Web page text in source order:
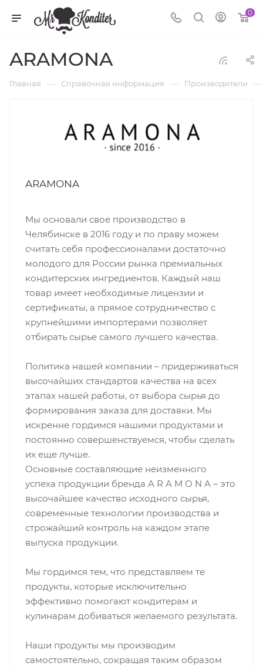
0
ARAMONA
Главная — Справочная информация — Производители —
ARAMONA
Мы основали свое производство в
Челябинске в 2016 году и по праву можем
считать себя профессионалами достаточно
молодого для России рынка премиальных
кондитерских ингредиентов. Каждый наш
товар имеет необходимые лицензии и
сертификаты, а прямое сотрудничество с
крупнейшими импортерами позволяет
отбирать сырье самого лучшего качества.
Политика нашей компании – придерживаться
высочайших стандартов качества на всех
этапах нашей работы, от выбора сырья до
формирования заказа для доставки. Мы
искренне гордимся нашими продуктами и
постоянно совершенствуемся, чтобы сделать
их еще лучше.
Основные составляющие неизменного
успеха продукции бренда A R A M O N A – это
высочайшее качество исходного сырья,
современные технологии производства и
строжайший контроль на каждом этапе
выпуска продукции.
Мы гордимся тем, что представляем те
продукты, которые исключительно
эффективно помогают кондитерам и
кулинарам добиваться желаемого результата.
Наши продукты мы производим
самостоятельно, сокращая таким образом